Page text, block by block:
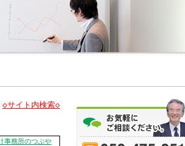
覧
さ
さ
い
い
4月28日を以て
ートは終了致しました。
、または
◇サイト内検索◇
事務所のつぶや